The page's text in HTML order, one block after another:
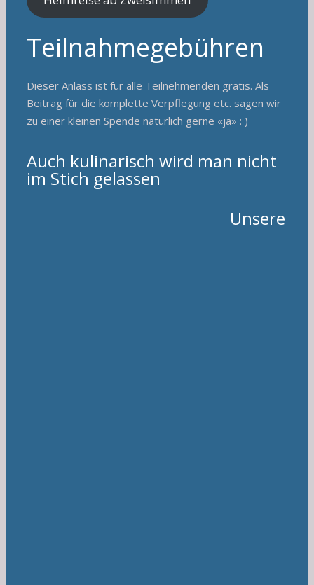
Teilnahmegebühren
Dieser Anlass ist für alle Teilnehmenden gratis. Als
Beitrag für die komplette Verpflegung etc. sagen wir
zu einer kleinen Spende natürlich gerne «ja» : )
Auch kulinarisch wird man nicht
im Stich gelassen
Unsere